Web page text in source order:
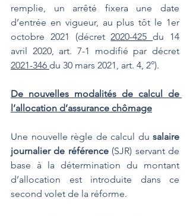
remplie, un arrêté fixera une date
d’entrée en vigueur, au plus tôt le 1er
octobre 2021 (décret 2020-425 du 14
2021-346 du 30 mars 2021, art. 4, 2°).
De nouvelles modalités de calcul de
l’allocation d’assurance chômage
Une nouvelle règle de calcul du salaire
journalier de référence (SJR) servant de
base à la détermination du montant
d’allocation est introduite dans ce
second volet de la réforme.